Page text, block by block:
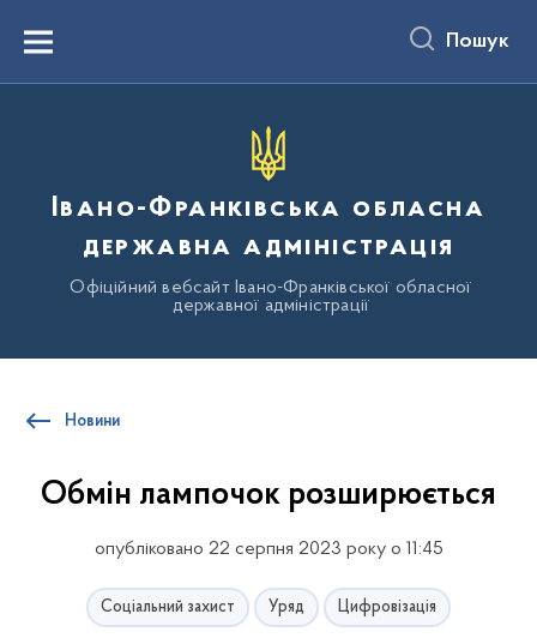
вмістуMenu Пошук
Івано-Франківська обласна
державна адміністрація
Офіційний вебсайт Івано-Франківської обласної
державної адміністрації
Новини
Обмін лампочок розширюється
опубліковано 22 серпня 2023 року о 11:45
Соціальний захист Уряд Цифровізація